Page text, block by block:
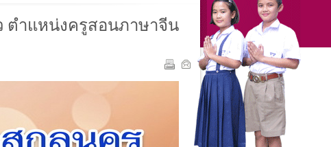
ตำแหน่งครูสอนภาษาจีน